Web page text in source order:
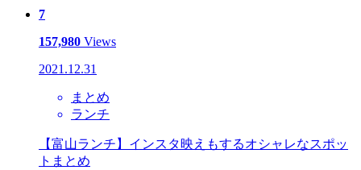
7
157,980 Views
2021.12.31
まとめ
ランチ
【富山ランチ】インスタ映えもするオシャレなスポッ
トまとめ